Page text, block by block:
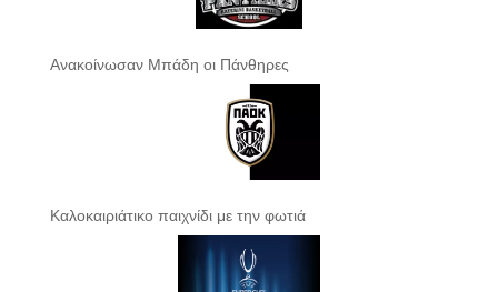
Ανακοίνωσαν Μπάδη οι Πάνθηρες
Καλοκαιριάτικο παιχνίδι με την φωτιά